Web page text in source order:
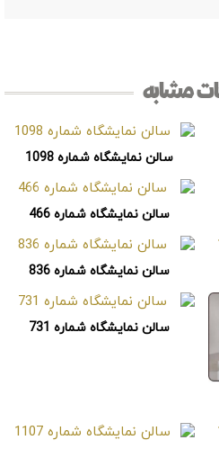
مشابه
سالن نمایشگاه شماره 1098
سالن نمایشگاه شماره 466
سالن نمایشگاه شماره 836
سالن نمایشگاه شماره 731